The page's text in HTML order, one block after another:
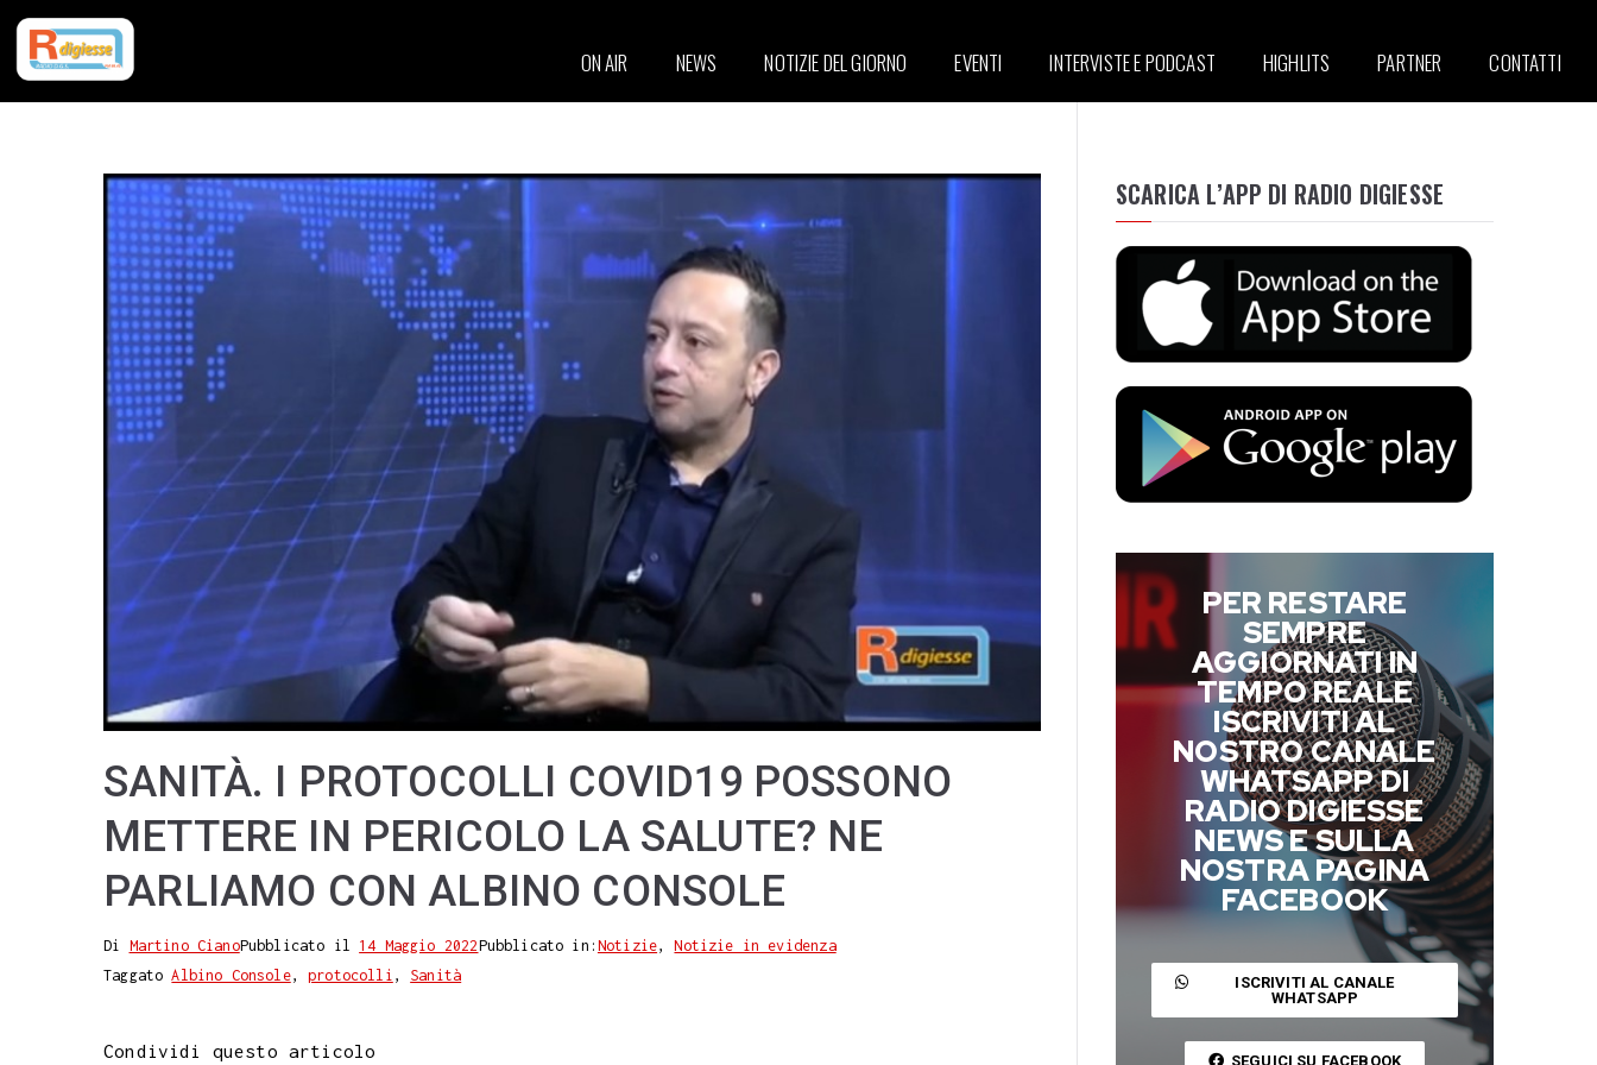
ON AIR NEWS NOTIZIE DEL GIORNO EVENTI INTERVISTE E PODCAST HIGHLITS PARTNER CONTATTI
SANITÀ. I PROTOCOLLI COVID19 POSSONO
METTERE IN PERICOLO LA SALUTE? NE
PARLIAMO CON ALBINO CONSOLE
Di Martino CianoPubblicato il 14 Maggio 2022Pubblicato in: Notizie,Notizie in evidenza
TaggatoAlbino Console,protocolli , Sanità
Condividi questo articolo
SCARICA L’APP DI RADIO DIGIESSE
PER RESTARE
SEMPRE
AGGIORNATI IN
TEMPO REALE
ISCRIVITI AL
NOSTRO CANALE
WHATSAPP DI
RADIO DIGIESSE
NEWS E SULLA
NOSTRA PAGINA
FACEBOOK
ISCRIVITI AL CANALE
WHATSAPP
SEGUICI SU FACEBOOK